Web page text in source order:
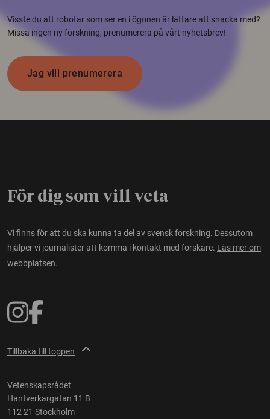
Visste du att robotar som ser en i ögonen är lättare att snacka med?
Missa ingen ny forskning, prenumerera på vårt nyhetsbrev!
Jag vill prenumerera
För dig som vill veta
Vi finns för att du ska kunna ta del av svensk forskning. Dessutom
hjälper vi journalister att komma i kontakt med forskare. Läs mer om
webbplatsen.
Tillbaka till toppen
Vetenskapsrådet
Hantverkargatan 11 B
112 21 Stockholm